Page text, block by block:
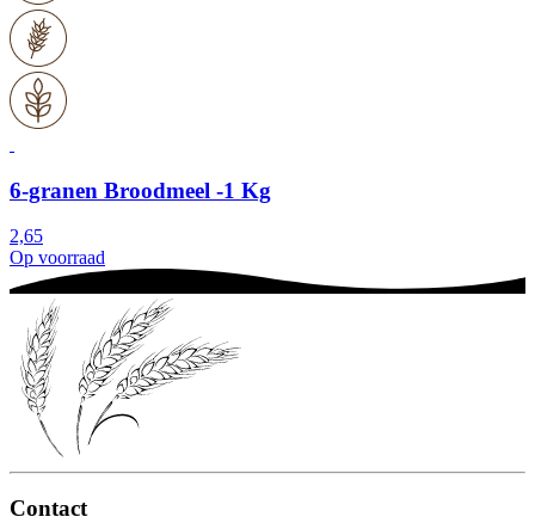
6-granen Broodmeel -1 Kg
2,65
Op voorraad
Contact